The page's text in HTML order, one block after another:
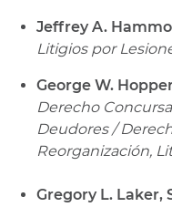
Jeffrey A.
Litigios por
George W.
Derecho
Deudores /
Reorganización,
Gregory L. Laker,